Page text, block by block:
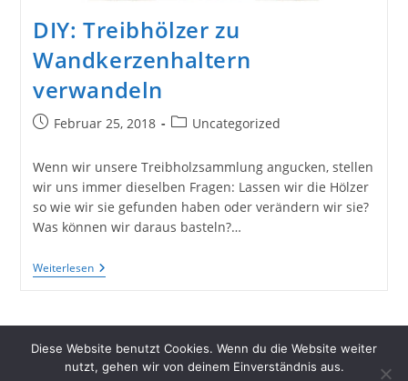
Zu
Basteln
DIY: Treibhölzer zu
Wandkerzenhaltern
verwandeln
BeitragFebruar 25, 2018
Beitrags-
Uncategorized
Wenn wir unsere Treibholzsammlung angucken, stellen
wir uns immer dieselben Fragen: Lassen wir die Hölzer
so wie wir sie gefunden haben oder verändern wir sie?
Was können wir daraus basteln?…
WeiterlesenDIY:
Treibhölzer
Verwandeln
Diese Website benutzt Cookies. Wenn du die Website weiter
nutzt, gehen wir von deinem Einverständnis aus.